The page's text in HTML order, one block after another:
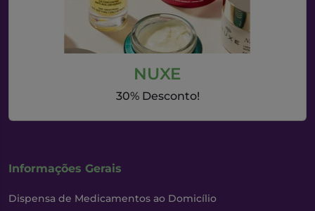
NUXE
30% Desconto!
Informações Gerais
Dispensa de Medicamentos ao Domicílio